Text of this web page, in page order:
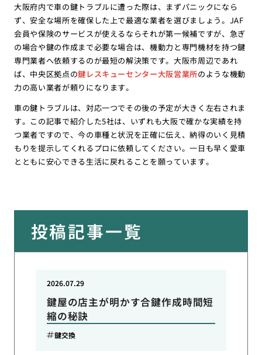
大阪府内で車の鍵トラブルに遭った際は、まずパニックになら
ず、安全な場所を確保した上で最適な業者を選びましょう。JAF
会員や保険のサービスが使えるならそれが第一候補ですが、急ぎ
の場合や鍵の作成まで必要な場合は、機動力と専門機材を持つ鍵
専門業者へ依頼するのが最短の解決策です。大阪市周辺であれ
ば、中央区拠点の鍵レスキューセンター大阪営業所のような機動
力の高い業者が頼りになります。
車の鍵トラブルは、対応一つでその後の予定が大きく左右されま
す。この記事で紹介した5社は、いずれも大阪で確かな実績を持
つ業者ですので、今の車種と状況を正確に伝え、納得のいく見積
もりを提示してくれるプロに依頼してください。一日も早く愛車
とともに安心できる生活に戻れることを願っています。
投稿記事一覧
鍵屋の店主が明かす合鍵作成時間短
縮の秘訣
2026.07.29
鍵交換